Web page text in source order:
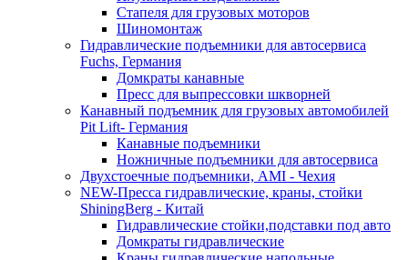
Стапеля для грузовых моторов
Шиномонтаж
Гидравлические подъемники для автосервиса
Fuchs, Германия
Домкраты канавные
Пресс для выпрессовки шкворней
Канавный подъемник для грузовых автомобилей
Pit Lift- Германия
Канавные подъемники
Ножничные подъемники для автосервиса
Двухстоечные подъемники, АМІ - Чехия
NEW-Пресса гидравлические, краны, стойки
ShiningBerg - Китай
Гидравлические стойки,подставки под авто
Домкраты гидравлические